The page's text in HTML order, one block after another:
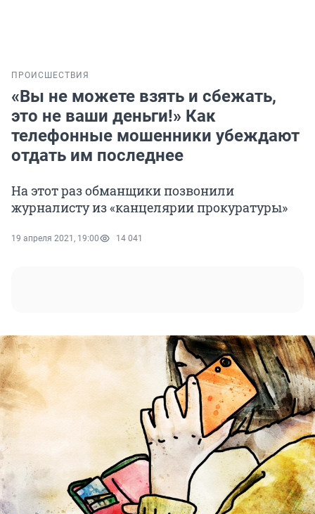
ПРОИСШЕСТВИЯ
«Вы не можете взять и сбежать,
это не ваши деньги!» Как
телефонные мошенники убеждают
отдать им последнее
На этот раз обманщики позвонили
журналисту из «канцелярии прокуратуры»
19 апреля 2021, 19:00 14 041